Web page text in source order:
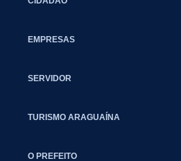
EMPRESAS
SERVIDOR
TURISMO ARAGUAÍNA
O PREFEITO